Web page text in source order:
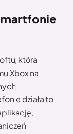
która
Xbox na
działa to